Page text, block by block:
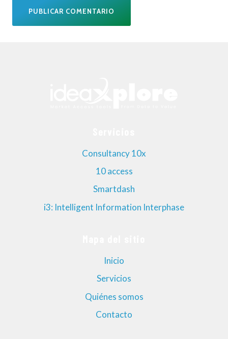
Consultancy 10x
10 access
Smartdash
i3: Intelligent Information Interphase
Inicio
Servicios
Quiénes somos
Contacto